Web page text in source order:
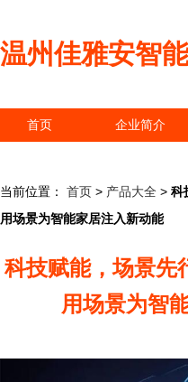
温州佳雅安智
首页 企业简介
当前位置： 首页 > 产品大全 > 科
用场景为智能家居注入新动能
科技赋能，场景先
用场景为智